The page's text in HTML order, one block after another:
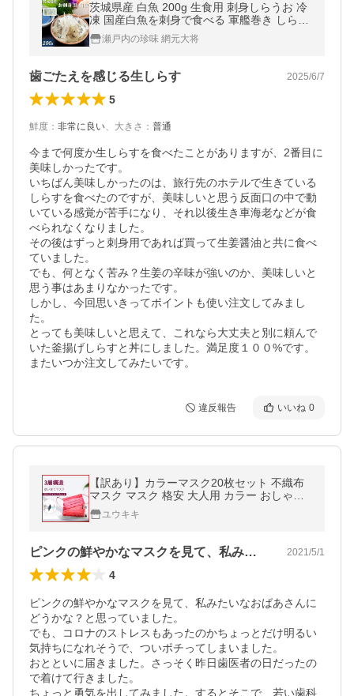
茨城県産 白魚 200g 生食用 刺身しらうお 冷
凍 国産白魚を刺身で食べる 軍艦巻き しらす
軍艦 寿司 すし しらす丼
瀬戸内の珍味 網元大将
歯ごたえを感じる生しらす 2025/6/7
5
鮮度 ： 非常に良い、 大きさ ： 普通
今まで何度か生しらすを食べたことがありますが、2番目に
美味しかったです。
いちばん美味しかったのは、旅行先のホテルで生きている
しらすを食べたのですが、美味しいと思う反面口の中で動
いている感覚が苦手になり、それ以後生き車海老などが食
べられなくなりました。
その後はずっと刺身用であれば買って生姜醤油と共に食べ
ていました。
でも、何となく苦み？生姜の辛味が強いのか、美味しいと
思う事はあまりなかったです。
しかし、今回思いきってポイントも使い注文してみまし
た。
とっても美味しいと思えて、これなら大丈夫と別に頼んで
いた釜揚げしらすと丼にしました。満足度１００%です。
またいつか注文してみたいです。
違反報告 いいね 0
【訳あり】カラーマスク20枚セット 不織布
マスク マスク 格安 大人用 カラー おしゃれ
かわいい 3層構造 肌に優しいおすすめ
ユウキキ
ピンクの鮮やかなマスクを見て、私みたい… 2021/5/1
4
ピンクの鮮やかなマスクを見て、私みたいなおばあさんに
どうかな？と思っていました。
でも、コロナのストレスもあったのかちょっとだけ明るい
気持ちになれそうで、ついポチってしまいました。
おとといに届きました。さっそく昨日歯医者の日だったの
で着けて行きました。
ちょっと勇気を出してみました。するとそこで、若い歯科